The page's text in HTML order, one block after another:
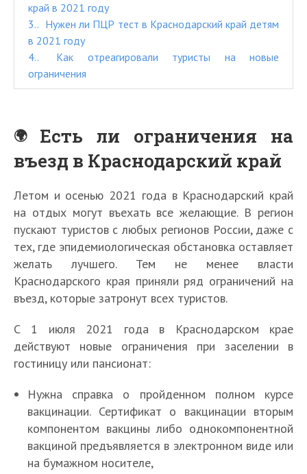
край в 2021 году
3.
Нужен ли ПЦР тест в Краснодарский край детям
в 2021 году
4.
Как отреагировали туристы на новые
ограничения
Есть ли ограничения на
въезд в Краснодарский край
Летом и осенью 2021 года в Краснодарский край
на отдых могут въехать все желающие. В регион
пускают туристов с любых регионов России, даже с
тех, где эпидемиологическая обстановка оставляет
желать лучшего. Тем не менее власти
Краснодарского края приняли ряд ограничений на
въезд, которые затронут всех туристов.
С 1 июля 2021 года в Краснодарском крае
действуют новые ограничения при заселении в
гостиницу или пансионат:
Нужна справка о пройденном полном курсе
вакцинации. Сертификат о вакцинации вторым
компонентом вакцины либо однокомпонентной
вакциной предъявляется в электронном виде или
на бумажном носителе,